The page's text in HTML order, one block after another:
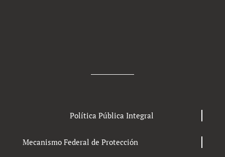
Política Pública Integral
Mecanismo Federal de Protección